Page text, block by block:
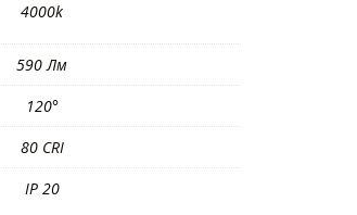
4000k
590 Лм
120°
80 CRI
IP 20